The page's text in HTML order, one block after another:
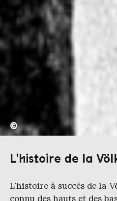
©
L'histoire de la
L'histoire à succès de la
connu des hauts et des